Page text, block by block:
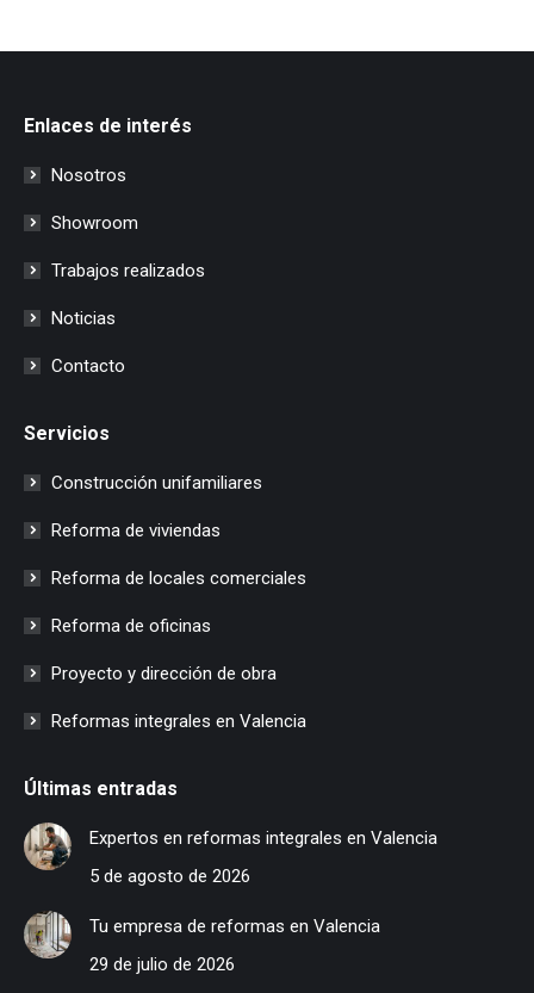
Enlaces de interés
Nosotros
Showroom
Trabajos realizados
Noticias
Contacto
Servicios
Construcción unifamiliares
Reforma de viviendas
Reforma de locales comerciales
Reforma de oficinas
Proyecto y dirección de obra
Reformas integrales en Valencia
Últimas entradas
Expertos en reformas integrales en Valencia
5 de agosto de 2026
Tu empresa de reformas en Valencia
29 de julio de 2026